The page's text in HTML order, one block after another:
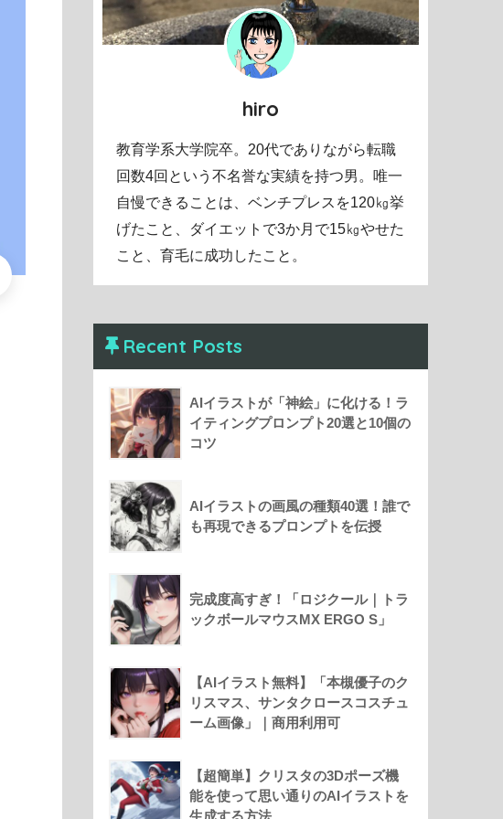
hiro
教育学系大学院卒。20代でありながら転職
回数4回という不名誉な実績を持つ男。唯一
自慢できることは、ベンチプレスを120㎏挙
げたこと、ダイエットで3か月で15㎏やせた
こと、育毛に成功したこと。
Recent Posts
AIイラストが「神絵」に化ける！ラ
イティングプロンプト20選と10個の
コツ
AIイラストの画風の種類40選！誰で
も再現できるプロンプトを伝授
完成度高すぎ！「ロジクール｜トラ
ックボールマウスMX ERGO S」
【AIイラスト無料】「本槻優子のク
リスマス、サンタクロースコスチュ
ーム画像」｜商用利用可
【超簡単】クリスタの3Dポーズ機
能を使って思い通りのAIイラストを